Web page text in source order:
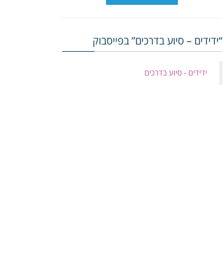
“ידידים – סיוע בדרכים” בפייסבוק
‏ידידים - סיוע בדרכים